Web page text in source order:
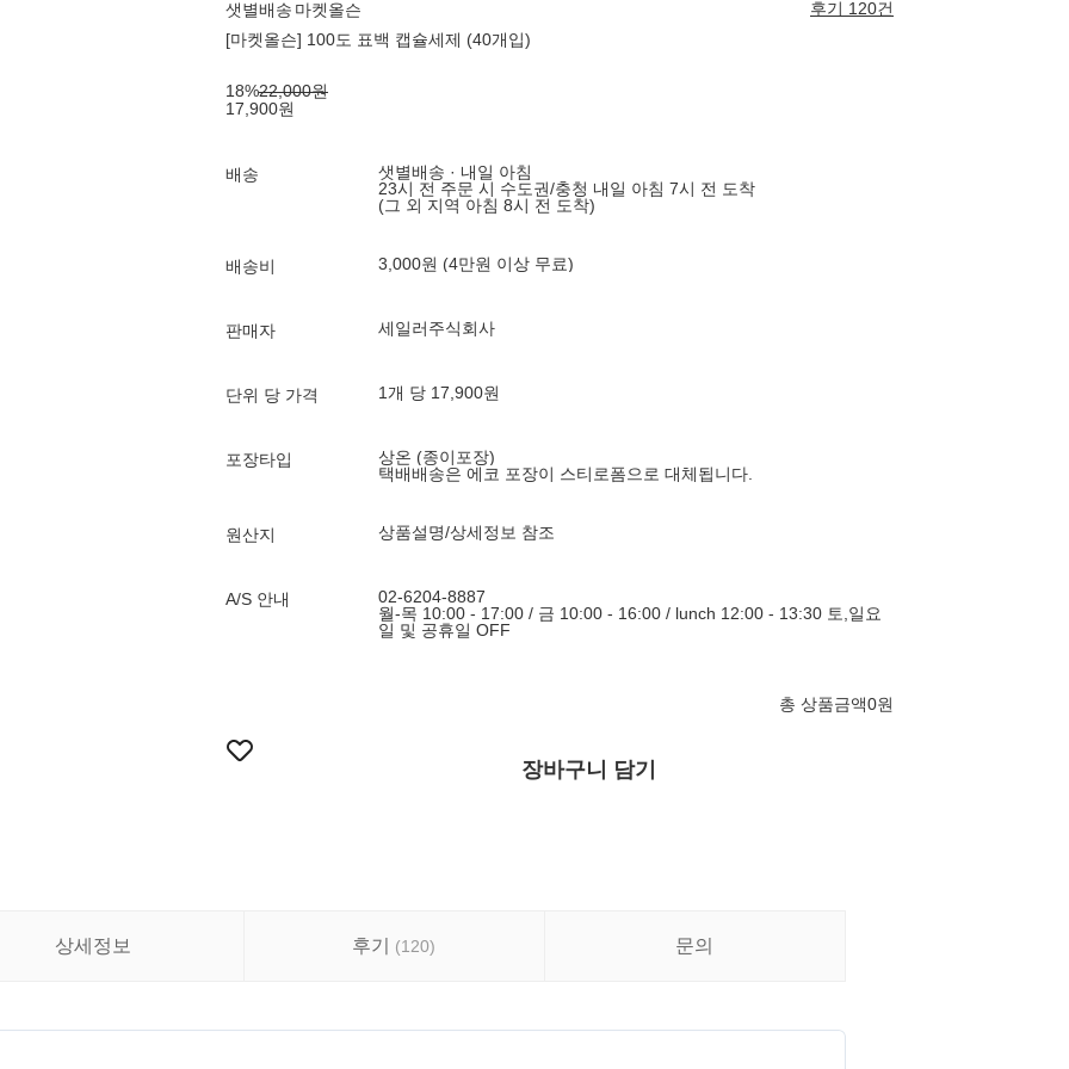
샛별배송 마켓올슨
후기 120건
[마켓올슨] 100도 표백 캡슐세제 (40개입)
18%22,000원
17,900원
배송
샛별배송 · 내일 아침
23시 전 주문 시 수도권/충청 내일 아침 7시 전 도착
(그 외 지역 아침 8시 전 도착)
배송비 3,000원 (4만원 이상 무료)
판매자 세일러주식회사
단위 당 가격 1개 당 17,900원
포장타입
상온 (종이포장)
택배배송은 에코 포장이 스티로폼으로 대체됩니다.
원산지 상품설명/상세정보 참조
A/S 안내
02-6204-8887
월-목 10:00 - 17:00 / 금 10:00 - 16:00 / lunch 12:00 - 13:30 토,일요
일 및 공휴일 OFF
총 상품금액0원
장바구니 담기
상세정보 후기 (120) 문의